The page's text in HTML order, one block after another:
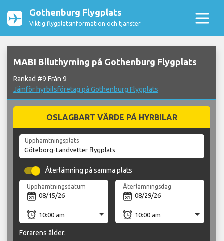
Gothenburg Flygplats
Viktig flygplatsinformation och tjänster
MABI Biluthyrning på Gothenburg Flygplats
Rankad #9 Från 9
Jämför hyrbilsföretag på Gothenburg Flygplats
OSLAGBART VÄRDE PÅ HYRBILAR
Upphämtningsplats
Återlämning på samma plats
Upphämtningsdatum Återlämningsdag
Förarens ålder: